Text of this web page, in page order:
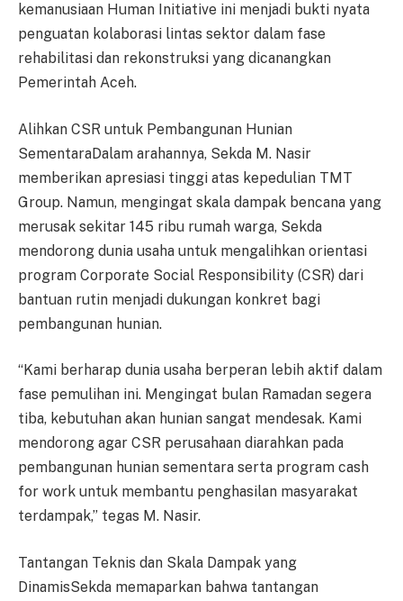
kemanusiaan Human Initiative ini menjadi bukti nyata
penguatan kolaborasi lintas sektor dalam fase
rehabilitasi dan rekonstruksi yang dicanangkan
Pemerintah Aceh.
Alihkan CSR untuk Pembangunan Hunian
SementaraDalam arahannya, Sekda M. Nasir
memberikan apresiasi tinggi atas kepedulian TMT
Group. Namun, mengingat skala dampak bencana yang
merusak sekitar 145 ribu rumah warga, Sekda
mendorong dunia usaha untuk mengalihkan orientasi
program Corporate Social Responsibility (CSR) dari
bantuan rutin menjadi dukungan konkret bagi
pembangunan hunian.
“Kami berharap dunia usaha berperan lebih aktif dalam
fase pemulihan ini. Mengingat bulan Ramadan segera
tiba, kebutuhan akan hunian sangat mendesak. Kami
mendorong agar CSR perusahaan diarahkan pada
pembangunan hunian sementara serta program cash
for work untuk membantu penghasilan masyarakat
terdampak,” tegas M. Nasir.
Tantangan Teknis dan Skala Dampak yang
DinamisSekda memaparkan bahwa tantangan